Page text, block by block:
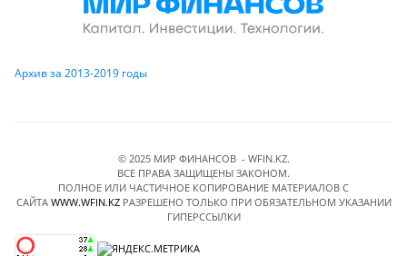
Архив за 2013-2019 годы
© 2025 МИР ФИНАНСОВ - WFIN.KZ.
ВСЕ ПРАВА ЗАЩИЩЕНЫ ЗАКОНОМ.
ПОЛНОЕ ИЛИ ЧАСТИЧНОЕ КОПИРОВАНИЕ МАТЕРИАЛОВ C
САЙТА WWW.WFIN.KZРАЗРЕШЕНО ТОЛЬКО ПРИ ОБЯЗАТЕЛЬНОМ УКАЗАНИИ
ГИПЕРССЫЛКИ